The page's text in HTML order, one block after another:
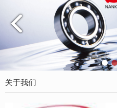
关于我们